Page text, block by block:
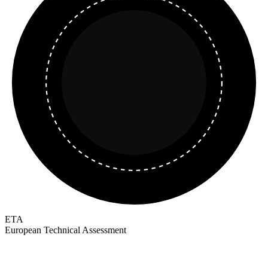
ETA
European Technical Assessment